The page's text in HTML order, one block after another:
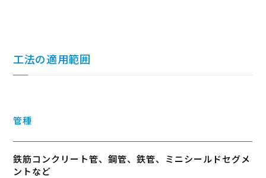
工法の適用範囲
管種
鉄筋コンクリート管、鋼管、鉄管、ミニシールドセグメ
ントなど